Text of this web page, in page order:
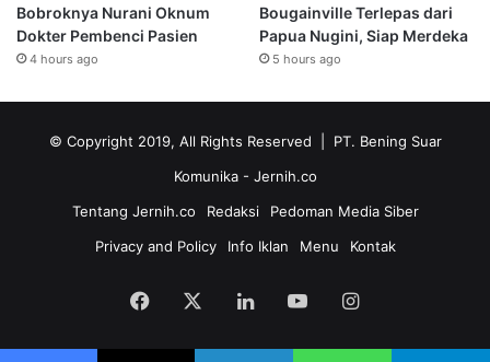
Bobroknya Nurani Oknum
Dokter Pembenci Pasien
4 hours ago
Bougainville Terlepas dari
Papua Nugini, Siap Merdeka
5 hours ago
© Copyright 2019, All Rights Reserved | PT. Bening Suar
Komunika - Jernih.co
Tentang Jernih.co
Redaksi
Pedoman Media Siber
Privacy and Policy
Info Iklan Menu Kontak
Facebook LinkedInYouTubeInstagram